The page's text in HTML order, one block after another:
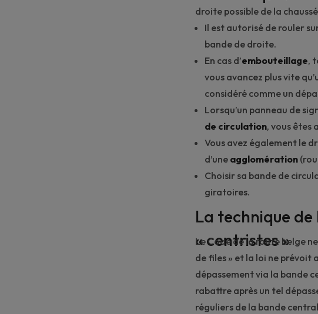
droite possible de la
Il est autorisé de rouler
bande de droite.
En cas d’embouteillage,
vous avancez plus vite
considéré comme un
Lorsqu’un panneau de
de circulation, vous êtes
Vous avez également le
d’une agglomération
Choisir sa bande de
giratoires.
La technique
« centristes »
Le Code de la route belge
de files » et la loi ne prévoit
dépassement via la bande
rabattre après un tel
réguliers de la bande